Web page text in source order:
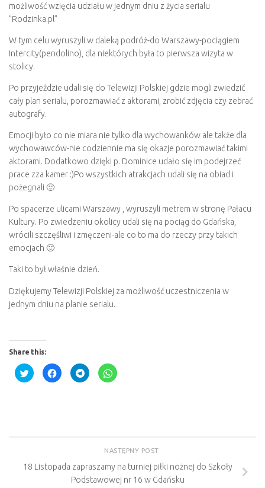
możliwość wzięcia udziału w jednym dniu z życia serialu
”Rodzinka.pl”
W tym celu wyruszyli w daleką podróż-do Warszawy-pociągiem
Intercity(pendolino), dla niektórych była to pierwsza wizyta w
stolicy.
Po przyjeździe udali się do Telewizji Polskiej gdzie mogli zwiedzić
cały plan serialu, porozmawiać z aktorami, zrobić zdjęcia czy zebrać
autografy.
Emocji było co nie miara nie tylko dla wychowanków ale także dla
wychowawców-nie codziennie ma się okazje porozmawiać takimi
aktorami. Dodatkowo dzięki p. Dominice udało się im podejrzeć
prace zza kamer :)Po wszystkich atrakcjach udali się na obiad i
pożegnali 🙂
Po spacerze ulicami Warszawy , wyruszyli metrem w stronę Pałacu
Kultury. Po zwiedzeniu okolicy udali się na pociąg do Gdańska,
wrócili szczęśliwi i zmęczeni-ale co to ma do rzeczy przy takich
emocjach 🙂
Taki to był właśnie dzień.
Dziękujemy Telewizji Polskiej za możliwość uczestniczenia w
jednym dniu na planie serialu.
Share this:
Click
to
share
Click
to
share
Click
to
share
Click
to
NASTĘPNY POST
18 Listopada zapraszamy na turniej piłki nożnej do Szkoły
Podstawowej nr 16 w Gdańsku